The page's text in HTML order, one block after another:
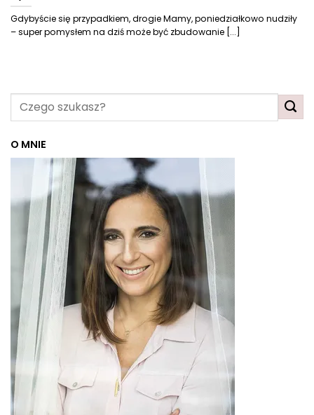
Gdybyście się przypadkiem, drogie Mamy, poniedziałkowo nudziły
– super pomysłem na dziś może być zbudowanie [...]
O MNIE